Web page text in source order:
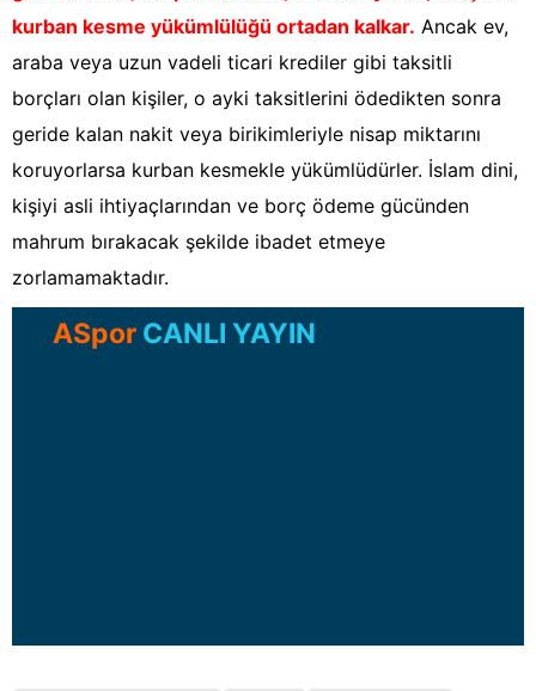
kurban kesme yükümlülüğü ortadan kalkar. Ancak ev,
araba veya uzun vadeli ticari krediler gibi taksitli
borçları olan kişiler, o ayki taksitlerini ödedikten sonra
geride kalan nakit veya birikimleriyle nisap miktarını
koruyorlarsa kurban kesmekle yükümlüdürler. İslam dini,
kişiyi asli ihtiyaçlarından ve borç ödeme gücünden
mahrum bırakacak şekilde ibadet etmeye
zorlamamaktadır.
ASpor CANLI YAYIN